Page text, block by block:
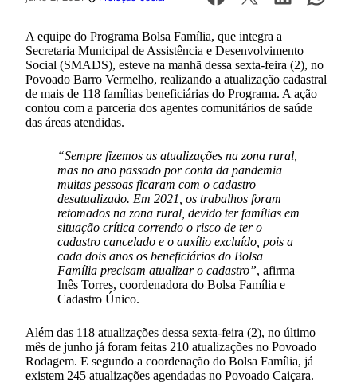
A equipe do Programa Bolsa Família, que integra a
Secretaria Municipal de Assistência e Desenvolvimento
Social (SMADS), esteve na manhã dessa sexta-feira (2), no
Povoado Barro Vermelho, realizando a atualização cadastral
de mais de 118 famílias beneficiárias do Programa. A ação
contou com a parceria dos agentes comunitários de saúde
das áreas atendidas.
“Sempre fizemos as atualizações na zona rural,
mas no ano passado por conta da pandemia
muitas pessoas ficaram com o cadastro
desatualizado. Em 2021, os trabalhos foram
retomados na zona rural, devido ter famílias em
situação crítica correndo o risco de ter o
cadastro cancelado e o auxílio excluído, pois a
cada dois anos os beneficiários do Bolsa
Família precisam atualizar o cadastro”, afirma
Inês Torres, coordenadora do Bolsa Família e
Cadastro Único.
Além das 118 atualizações dessa sexta-feira (2), no último
mês de junho já foram feitas 210 atualizações no Povoado
Rodagem. E segundo a coordenação do Bolsa Família, já
existem 245 atualizações agendadas no Povoado Caiçara.